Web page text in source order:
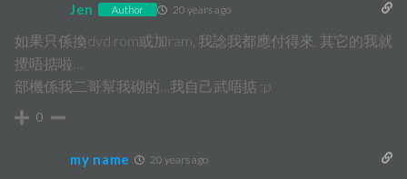
Jen Author 20 years ago
如果只係換dvd rom或加ram, 我諗我都應付得來, 其它的我就
攪唔掂啦…
部機係我二哥幫我砌的…我自己武唔掂 :p
0
my name 20 years ago